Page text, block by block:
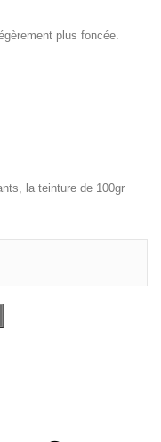
plus foncée.
la teinture de 100gr